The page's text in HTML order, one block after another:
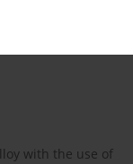
with the use of